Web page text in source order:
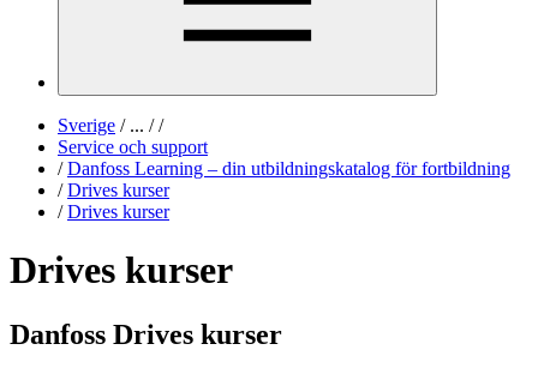
Sverige /... / /
Service och support
/ Danfoss Learning – din utbildningskatalog för fortbildning
/ Drives kurser
/ Drives kurser
Drives kurser
Danfoss Drives kurser